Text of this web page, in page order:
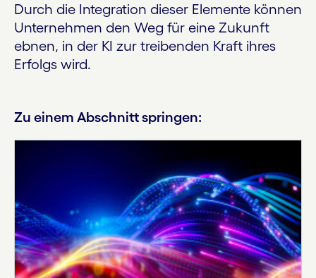
Durch die Integration dieser Elemente können
Unternehmen den Weg für eine Zukunft
ebnen, in der KI zur treibenden Kraft ihres
Erfolgs wird.
Zu einem Abschnitt springen: